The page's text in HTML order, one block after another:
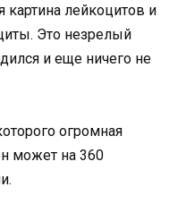
картина лейкоцитов и
Это незрелый
и еще ничего не
огромная
может на 360